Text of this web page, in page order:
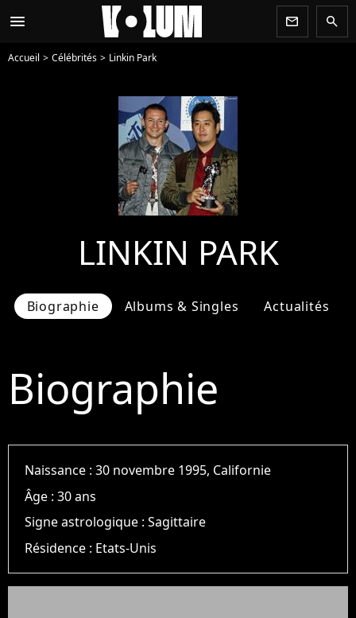
menu newsletter search
Accueil Célébrités Linkin Park
LINKIN PARK
Biographie Albums & Singles Actualités
Biographie
Naissance :30 novembre 1995, Californie
Âge :30 ans
Signe astrologique :Sagittaire
Résidence : Etats-Unis